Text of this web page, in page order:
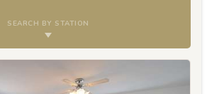
SEARCH BY STATION